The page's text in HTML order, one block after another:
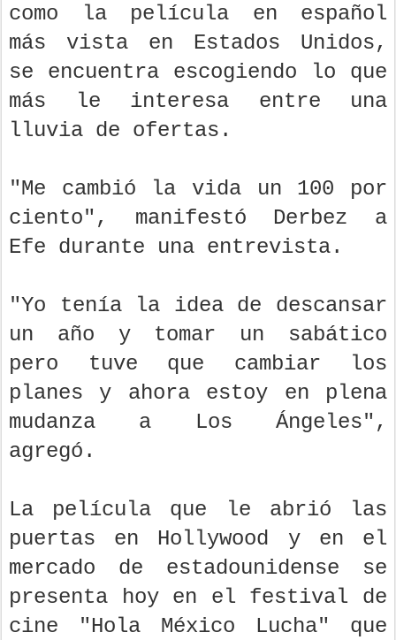
como la película en español
más vista en Estados Unidos,
se encuentra escogiendo lo que
más le interesa entre una
lluvia de ofertas.
"Me cambió la vida un 100 por
ciento", manifestó Derbez a
Efe durante una entrevista.
"Yo tenía la idea de descansar
un año y tomar un sabático
pero tuve que cambiar los
planes y ahora estoy en plena
mudanza a Los Ángeles",
agregó.
La película que le abrió las
puertas en Hollywood y en el
mercado de estadounidense se
presenta hoy en el festival de
cine "Hola México Lucha" que